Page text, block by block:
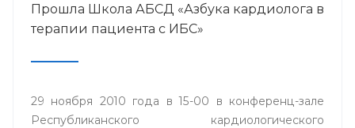
Прошла Школа АБСД «Азбука кардиолога в
терапии пациента с ИБС»
29 ноября 2010 года в 15-00 в конференц-зале
Республиканского кардиологического